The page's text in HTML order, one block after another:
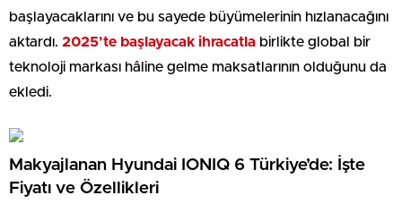
başlayacaklarını ve bu sayede büyümelerinin hızlanacağını
aktardı. 2025’te başlayacak ihracatla birlikte global bir
teknoloji markası hâline gelme maksatlarının olduğunu da
ekledi.
Makyajlanan Hyundai IONIQ 6 Türkiye’de: İşte
Fiyatı ve Özellikleri